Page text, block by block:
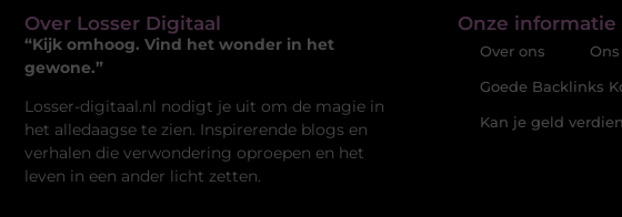
Over Losser Digitaal
“Kijk omhoog. Vind het wonder in het
gewone.”
Losser-digitaal.nl nodigt je uit om de magie in
het alledaagse te zien. Inspirerende blogs en
verhalen die verwondering oproepen en het
leven in een ander licht zetten.
Onze informatie
Over ons
Goede Backlinks
Kan je geld